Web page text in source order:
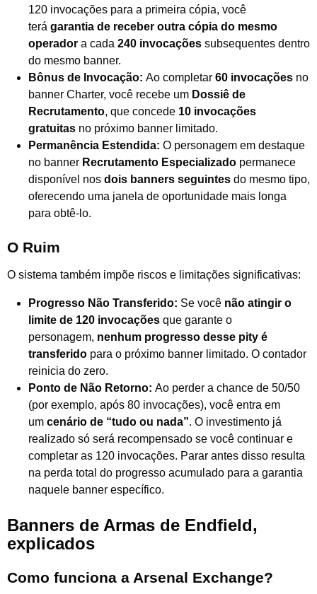
120 invocações para a primeira cópia, você
terá garantia de receber outra cópia do mesmo
operador a cada 240 invocações subsequentes dentro
do mesmo banner.
Bônus de Invocação: Ao completar 60 invocações no
banner Charter, você recebe um Dossiê de
Recrutamento, que concede 10 invocações
gratuitas no próximo banner limitado.
Permanência Estendida: O personagem em destaque
no banner Recrutamento Especializado permanece
disponível nos dois banners seguintes do mesmo tipo,
oferecendo uma janela de oportunidade mais longa
para obtê-lo.
O Ruim
O sistema também impõe riscos e limitações significativas:
Progresso Não Transferido: Se você não atingir o
limite de 120 invocações que garante o
personagem, nenhum progresso desse pity é
transferido para o próximo banner limitado. O contador
reinicia do zero.
Ponto de Não Retorno: Ao perder a chance de 50/50
(por exemplo, após 80 invocações), você entra em
um cenário de “tudo ou nada”. O investimento já
realizado só será recompensado se você continuar e
completar as 120 invocações. Parar antes disso resulta
na perda total do progresso acumulado para a garantia
naquele banner específico.
Banners de Armas de Endfield,
explicados
Como funciona a Arsenal Exchange?